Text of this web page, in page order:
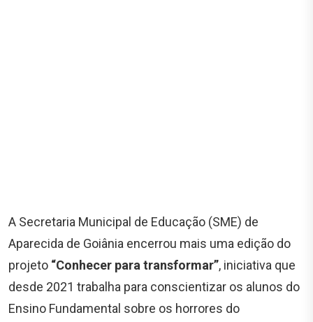
A Secretaria Municipal de Educação (SME) de
Aparecida de Goiânia encerrou mais uma edição do
projeto “Conhecer para transformar”, iniciativa que
desde 2021 trabalha para conscientizar os alunos do
Ensino Fundamental sobre os horrores do